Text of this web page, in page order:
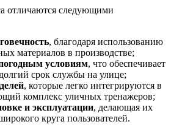
отличаются следующими
, благодаря использованию
материалов в производстве;
условиям, что обеспечивает
срок службы на улице;
, которые легко интегрируются в
комплекс уличных тренажеров;
и эксплуатации, делающая их
круга пользователей.